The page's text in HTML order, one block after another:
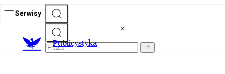
Serwisy
Publicystyka